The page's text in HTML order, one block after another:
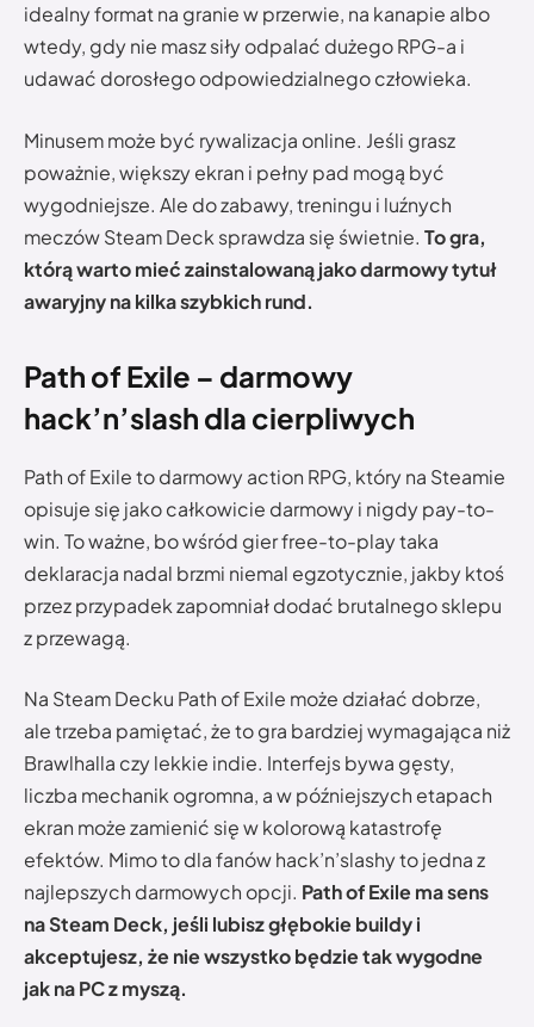
idealny format na granie w przerwie, na kanapie albo
wtedy, gdy nie masz siły odpalać dużego RPG-a i
udawać dorosłego odpowiedzialnego człowieka.
Minusem może być rywalizacja online. Jeśli grasz
poważnie, większy ekran i pełny pad mogą być
wygodniejsze. Ale do zabawy, treningu i luźnych
meczów Steam Deck sprawdza się świetnie. To gra,
którą warto mieć zainstalowaną jako darmowy tytuł
awaryjny na kilka szybkich rund.
Path of Exile – darmowy
hack’n’slash dla cierpliwych
Path of Exile to darmowy action RPG, który na Steamie
opisuje się jako całkowicie darmowy i nigdy pay-to-
win. To ważne, bo wśród gier free-to-play taka
deklaracja nadal brzmi niemal egzotycznie, jakby ktoś
przez przypadek zapomniał dodać brutalnego sklepu
z przewagą.
Na Steam Decku Path of Exile może działać dobrze,
ale trzeba pamiętać, że to gra bardziej wymagająca niż
Brawlhalla czy lekkie indie. Interfejs bywa gęsty,
liczba mechanik ogromna, a w późniejszych etapach
ekran może zamienić się w kolorową katastrofę
efektów. Mimo to dla fanów hack’n’slashy to jedna z
najlepszych darmowych opcji. Path of Exile ma sens
na Steam Deck, jeśli lubisz głębokie buildy i
akceptujesz, że nie wszystko będzie tak wygodne
jak na PC z myszą.